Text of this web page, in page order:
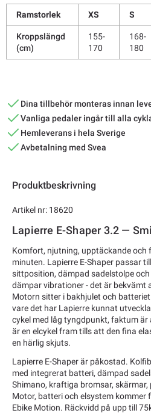
Ramstorlek XS S
Kroppslängd
(cm)
155-
170
168-
180
Dina tillbehör monteras innan
Vanliga pedaler ingår till alla
Hemleverans i hela Sverige
Avbetalning med Svea
Produktbeskrivning
Artikel nr: 18620
Lapierre E-Shaper 3.2 —
Komfort, njutning, upptäckande och
minuten. Lapierre E-Shaper passar
sittposition, dämpad sadelstolpe
dämpar vibrationer - det är bekvämt
Motorn sitter i bakhjulet och
vare det har Lapierre kunnat
cykel med låg tyngdpunkt, faktum
är en elcykel fram tills att den fina
en härlig skjuts.
Lapierre E-Shaper är påkostad.
med integrerat batteri, dämpad
Shimano, kraftiga bromsar,
Motor, batteri och elsystem kommer
Ebike Motion. Räckvidd på upp till